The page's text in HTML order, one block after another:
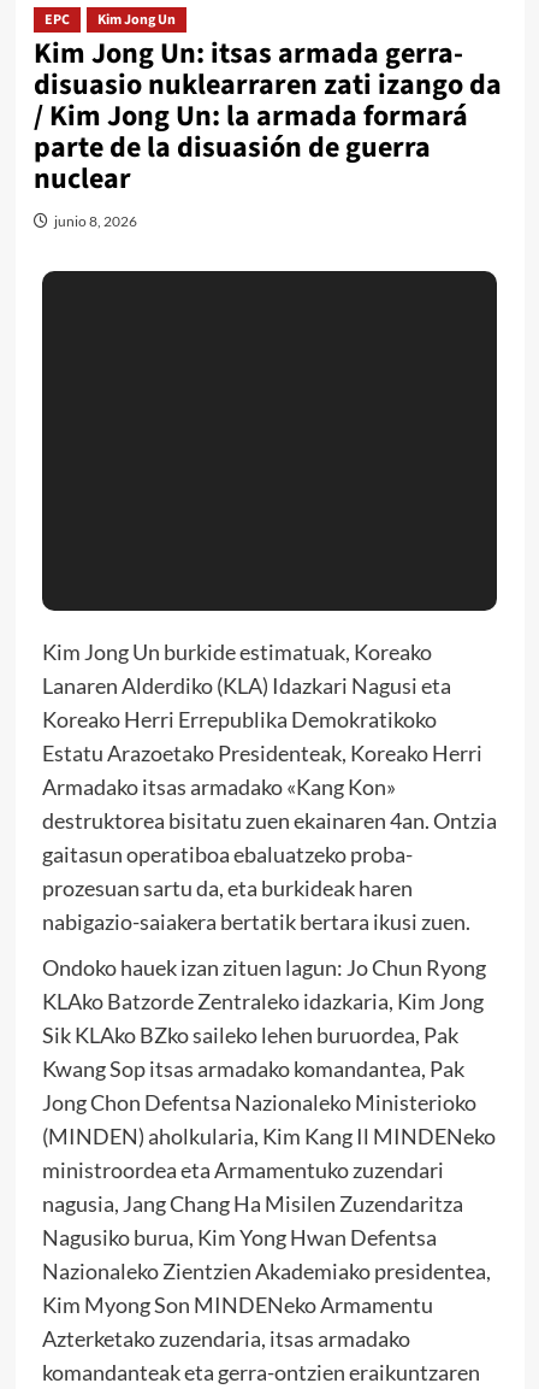
EPC Kim Jong Un
Kim Jong Un: itsas armada gerra-
disuasio nuklearraren zati izango da
/ Kim Jong Un: la armada formará
parte de la disuasión de guerra
nuclear
junio 8, 2026
Kim Jong Un burkide estimatuak, Koreako
Lanaren Alderdiko (KLA) Idazkari Nagusi eta
Koreako Herri Errepublika Demokratikoko
Estatu Arazoetako Presidenteak, Koreako Herri
Armadako itsas armadako «Kang Kon»
destruktorea bisitatu zuen ekainaren 4an. Ontzia
gaitasun operatiboa ebaluatzeko proba-
prozesuan sartu da, eta burkideak haren
nabigazio-saiakera bertatik bertara ikusi zuen.
Ondoko hauek izan zituen lagun: Jo Chun Ryong
KLAko Batzorde Zentraleko idazkaria, Kim Jong
Sik KLAko BZko saileko lehen buruordea, Pak
Kwang Sop itsas armadako komandantea, Pak
Jong Chon Defentsa Nazionaleko Ministerioko
(MINDEN) aholkularia, Kim Kang Il MINDENeko
ministroordea eta Armamentuko zuzendari
nagusia, Jang Chang Ha Misilen Zuzendaritza
Nagusiko burua, Kim Yong Hwan Defentsa
Nazionaleko Zientzien Akademiako presidentea,
Kim Myong Son MINDENeko Armamentu
Azterketako zuzendaria, itsas armadako
komandanteak eta gerra-ontzien eraikuntzaren